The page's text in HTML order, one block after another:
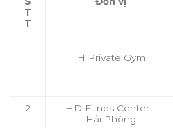
T
T
1 H Private Gym
2
HD Fitnes Center –
Hải Phòng